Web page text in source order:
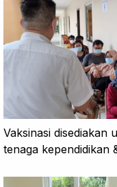
Vaksinasi disediakan
tenaga kependidikan